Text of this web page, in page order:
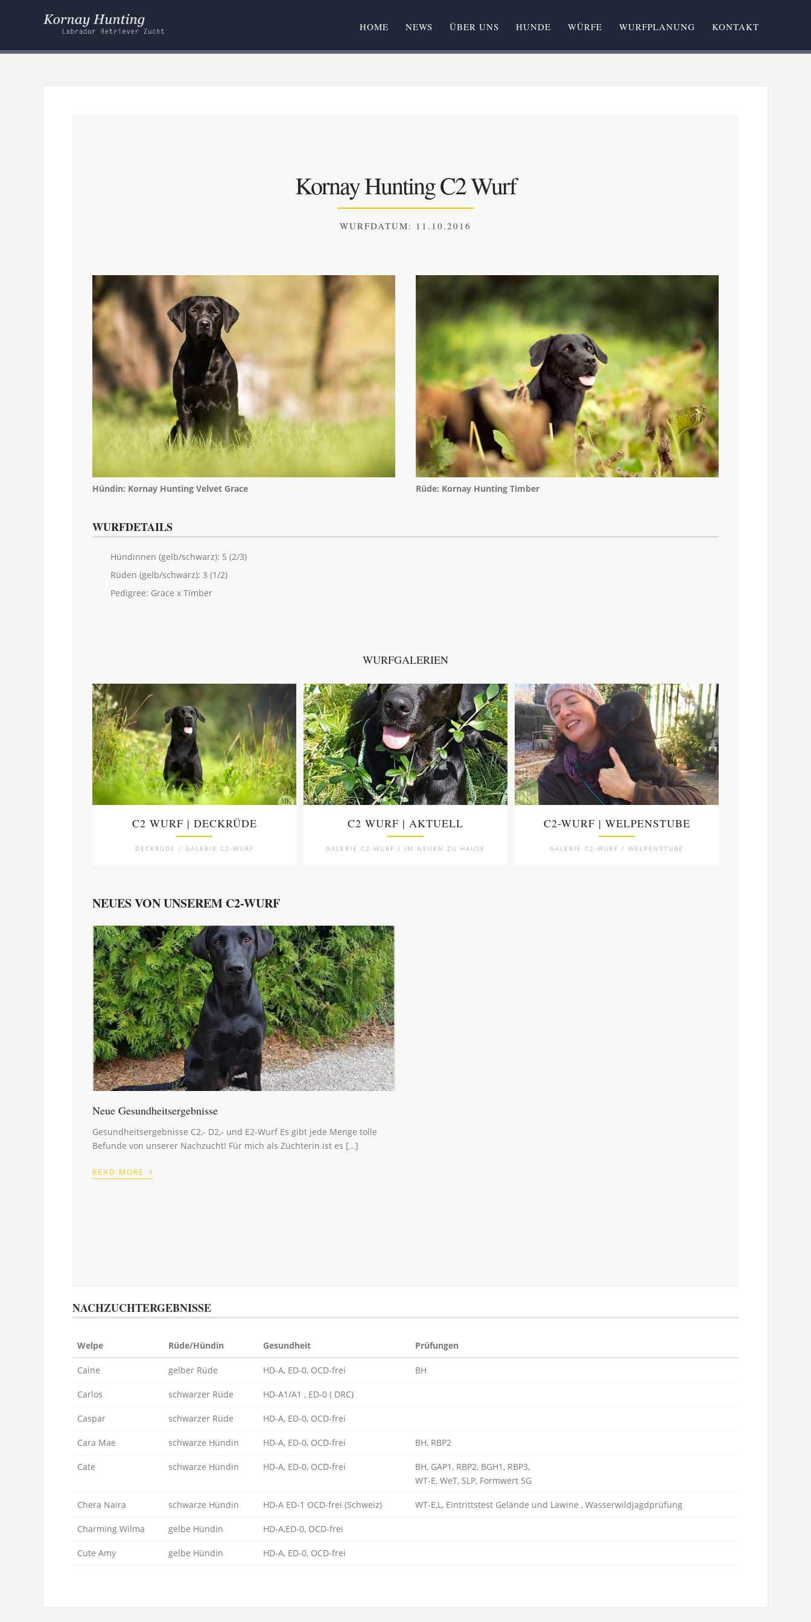
HOME NEWS ÜBER UNS HUNDE WÜRFE WURFPLANUNG KONTAKT
Kornay Hunting C2 Wurf
WURFDATUM: 11.10.2016
Hündin: Kornay Hunting Velvet Grace Rüde: Kornay Hunting Timber
WURFDETAILS
Hündinnen (gelb/schwarz): 5 (2/3)
Rüden (gelb/schwarz): 3 (1/2)
Pedigree: Grace x Timber
WURFGALERIEN
C2 WURF | DECKRÜDE
DECKRÜDE / GALERIE C2-WURF
C2 WURF | AKTUELL
GALERIE C2-WURF / IM NEUEN ZU HAUSE
C2-WURF | WELPENSTUBE
GALERIE C2-WURF / WELPENSTUBE
NEUES VON UNSEREM C2-WURF
Neue Gesundheitsergebnisse
Gesundheitsergebnisse C2,- D2,- und E2-Wurf Es gibt jede Menge tolle
Befunde von unserer Nachzucht! Für mich als Züchterin ist es […]
READ MORE ›
NACHZUCHTERGEBNISSE
Welpe Rüde/Hündin Gesundheit Prüfungen
Caine gelber Rüde HD-A, ED-0, OCD-frei BH
Carlos schwarzer Rüde HD-A1/A1 , ED-0 ( DRC)
Caspar schwarzer Rüde HD-A, ED-0, OCD-frei
Cara Mae schwarze Hündin HD-A, ED-0, OCD-frei BH, RBP2
Cate schwarze Hündin HD-A, ED-0, OCD-frei
BH, GAP1, RBP2, BGH1, RBP3,
WT-E, WeT, SLP, Formwert SG
Chera Naira schwarze Hündin HD-A ED-1 OCD-frei (Schweiz) WT-E,L, Eintrittstest Gelände und Lawine , Wasserwildjagdprüfung
Charming Wilma gelbe Hündin HD-A,ED-0, OCD-frei
Cute Amy gelbe Hündin HD-A, ED-0, OCD-frei